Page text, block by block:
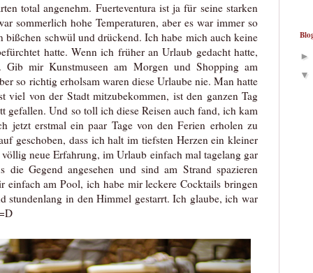
total angenehm. Fuerteventura ist ja für seine starken
sommerlich hohe Temperaturen, aber es war immer so
bißchen schwül und drückend. Ich habe mich auch keine
hatte. Wenn ich früher an Urlaub gedacht hatte,
mir Kunstmuseen am Morgen und Shopping am
so richtig erholsam waren diese Urlaube nie. Man hatte
viel von der Stadt mitzubekommen, ist den ganzen Tag
gefallen. Und so toll ich diese Reisen auch fand, ich kam
jetzt erstmal ein paar Tage von den Ferien erholen zu
geschoben, dass ich halt im tiefsten Herzen ein kleiner
neue Erfahrung, im Urlaub einfach mal tagelang gar
Gegend angesehen und sind am Strand spazieren
einfach am Pool, ich habe mir leckere Cocktails bringen
stundenlang in den Himmel gestarrt. Ich glaube, ich war